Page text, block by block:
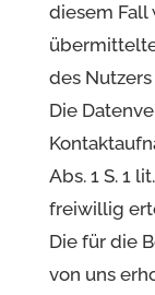
diesem Fall
des
Die
Abs. 1 S. 1
freiwillig
Die für die
von uns